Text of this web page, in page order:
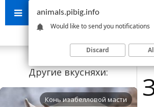
Другие вкусняхи:
Конь изабелловой масти
animals.pibig.info
Would like to send you notifications
Discard